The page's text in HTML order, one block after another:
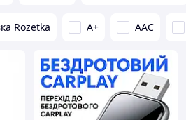
Rozetka A+ AAC